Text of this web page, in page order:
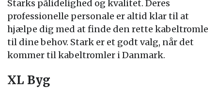
Starks pålidelighed og kvalitet. Deres
professionelle personale er altid klar til at
hjælpe dig med at finde den rette kabeltromle
til dine behov. Stark er et godt valg, når det
kommer til kabeltromler i Danmark.
XL Byg